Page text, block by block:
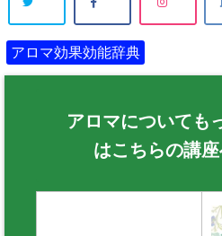
アロマ効果効能辞典
アロマについても
はこちらの講座